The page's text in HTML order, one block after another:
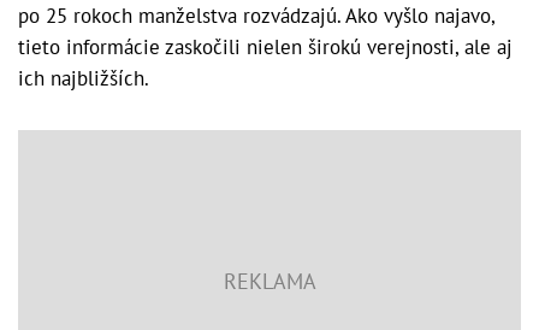
po 25 rokoch manželstva rozvádzajú. Ako vyšlo najavo,
tieto informácie zaskočili nielen širokú verejnosti, ale aj
ich najbližších.